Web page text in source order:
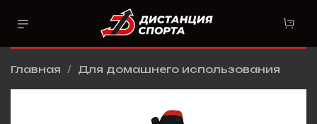
Главная Для домашнего использования